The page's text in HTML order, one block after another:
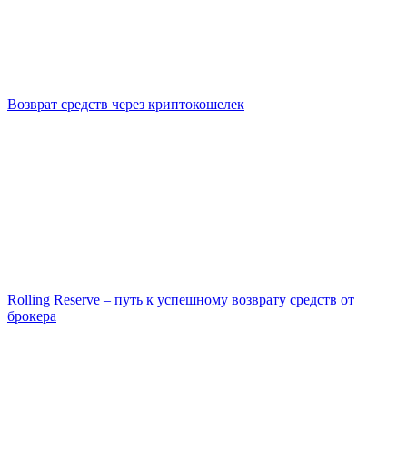
Возврат средств через криптокошелек
Rolling Reserve – путь к успешному возврату средств от
брокера